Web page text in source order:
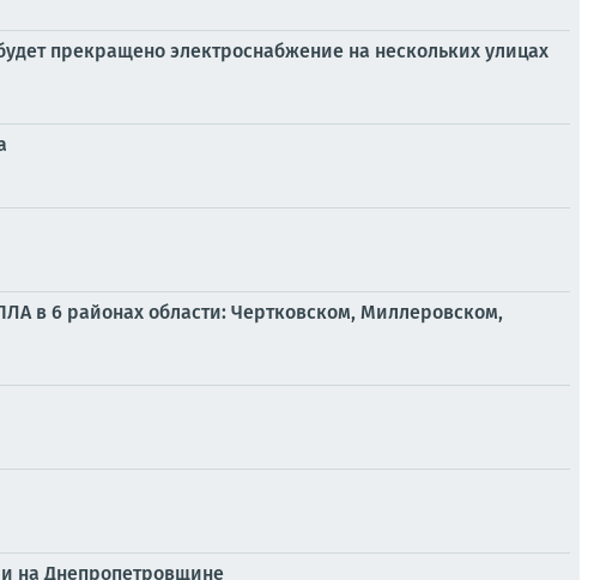
прекращено электроснабжение на нескольких улицах
в 6 районах области: Чертковском, Миллеровском,
на Днепропетровщине